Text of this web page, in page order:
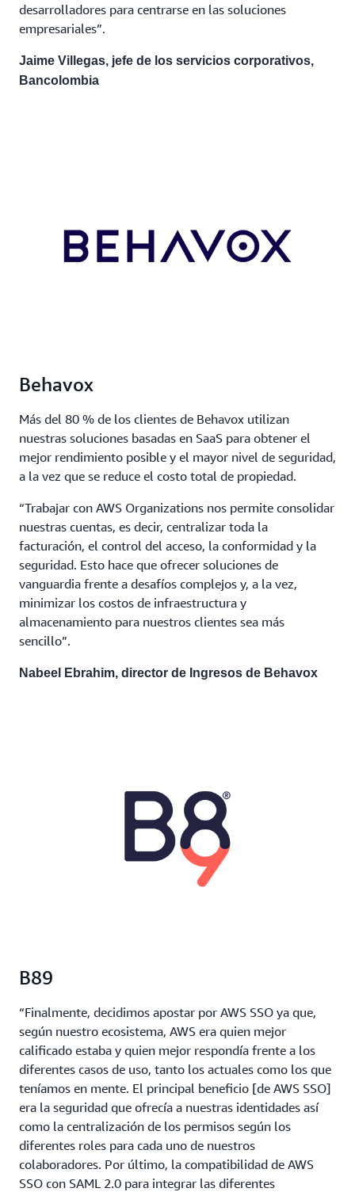
desarrolladores para centrarse en las soluciones
empresariales”.
Jaime Villegas, jefe de los servicios corporativos,
Bancolombia
Behavox
Más del 80 % de los clientes de Behavox utilizan
nuestras soluciones basadas en SaaS para obtener el
mejor rendimiento posible y el mayor nivel de seguridad,
a la vez que se reduce el costo total de propiedad.
“Trabajar con AWS Organizations nos permite consolidar
nuestras cuentas, es decir, centralizar toda la
facturación, el control del acceso, la conformidad y la
seguridad. Esto hace que ofrecer soluciones de
vanguardia frente a desafíos complejos y, a la vez,
minimizar los costos de infraestructura y
almacenamiento para nuestros clientes sea más
sencillo”.
Nabeel Ebrahim, director de Ingresos de Behavox
B89
“Finalmente, decidimos apostar por AWS SSO ya que,
según nuestro ecosistema, AWS era quien mejor
calificado estaba y quien mejor respondía frente a los
diferentes casos de uso, tanto los actuales como los que
teníamos en mente. El principal beneficio [de AWS SSO]
era la seguridad que ofrecía a nuestras identidades así
como la centralización de los permisos según los
diferentes roles para cada uno de nuestros
colaboradores. Por último, la compatibilidad de AWS
SSO con SAML 2.0 para integrar las diferentes